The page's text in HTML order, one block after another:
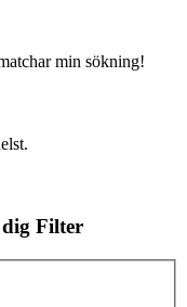
min sökning!
Filter